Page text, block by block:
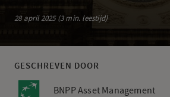
28 april 2025 (3 min. leestijd)
GESCHREVEN DOOR
BNPP Asset Management